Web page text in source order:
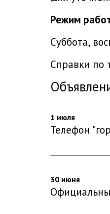
Режим
Суббота,
Справки по
1 июля
Телефон
30 июня